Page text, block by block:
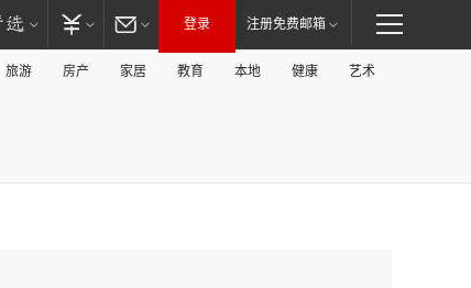
登录 注册免费邮箱
旅游 房产 家居 教育 本地 健康 艺术